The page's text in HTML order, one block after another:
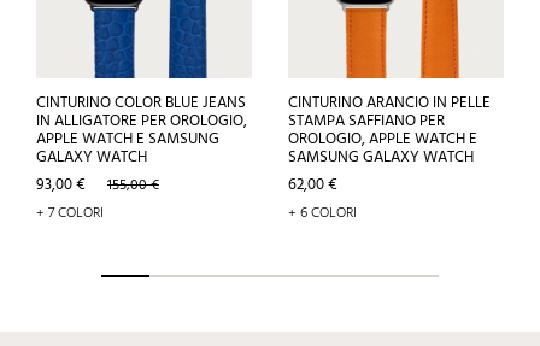
CINTURINO COLOR BLUE JEANS
IN ALLIGATORE PER OROLOGIO,
APPLE WATCH E SAMSUNG
GALAXY WATCH
Prezzo
93,00 € Prezzo
base
155,00 €
+ 7 COLORI
CINTURINO ARANCIO IN PELLE
STAMPA SAFFIANO PER
OROLOGIO, APPLE WATCH E
SAMSUNG GALAXY WATCH
Prezzo
62,00 €
+ 6 COLORI